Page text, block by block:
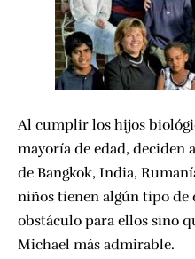
Al cumplir los hijos
mayoría de edad,
de Bangkok, India,
niños tienen algún tipo de
obstáculo para ellos sino
Michael más admirable.